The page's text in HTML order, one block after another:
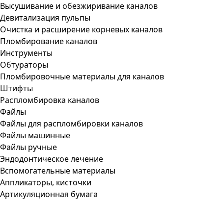
Высушивание и обезжиривание каналов
Девитализация пульпы
Очистка и расширение корневых каналов
Пломбирование каналов
Инструменты
Обтураторы
Пломбировочные материалы для каналов
Штифты
Распломбировка каналов
Файлы
Файлы для распломбировки каналов
Файлы машинные
Файлы ручные
Эндодонтическое лечение
Вспомогательные материалы
Аппликаторы, кисточки
Артикуляционная бумага